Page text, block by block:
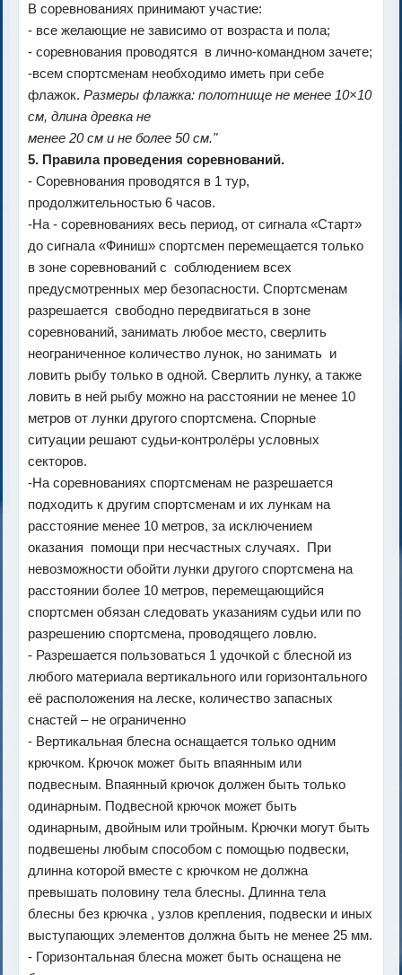
В соревнованиях принимают участие:
- все желающие не зависимо от возраста и пола;
- соревнования проводятся в лично-командном зачете;
-всем спортсменам необходимо иметь при себе
флажок.Размеры флажка: полотнище не менее 10×10
см, длина древка не
менее 20 см и не более 50 см."
5. Правила проведения соревнований.
- Соревнования проводятся в 1 тур,
продолжительностью 6 часов.
-На - соревнованиях весь период, от сигнала «Старт»
до сигнала «Финиш» спортсмен перемещается только
в зоне соревнований с соблюдением всех
предусмотренных мер безопасности. Спортсменам
разрешается свободно передвигаться в зоне
соревнований, занимать любое место, сверлить
неограниченное количество лунок, но занимать и
ловить рыбу только в одной. Сверлить лунку, а также
ловить в ней рыбу можно на расстоянии не менее 10
метров от лунки другого спортсмена. Спорные
ситуации решают судьи-контролёры условных
секторов.
-На соревнованиях спортсменам не разрешается
подходить к другим спортсменам и их лункам на
расстояние менее 10 метров, за исключением
оказания помощи при несчастных случаях. При
невозможности обойти лунки другого спортсмена на
расстоянии более 10 метров, перемещающийся
спортсмен обязан следовать указаниям судьи или по
разрешению спортсмена, проводящего ловлю.
- Разрешается пользоваться 1 удочкой с блесной из
любого материала вертикального или горизонтального
её расположения на леске, количество запасных
снастей – не ограниченно
- Вертикальная блесна оснащается только одним
крючком. Крючок может быть впаянным или
подвесным. Впаянный крючок должен быть только
одинарным. Подвесной крючок может быть
одинарным, двойным или тройным. Крючки могут быть
подвешены любым способом с помощью подвески,
длинна которой вместе с крючком не должна
превышать половину тела блесны. Длинна тела
блесны без крючка , узлов крепления, подвески и иных
выступающих элементов должна быть не менее 25 мм.
- Горизонтальная блесна может быть оснащена не